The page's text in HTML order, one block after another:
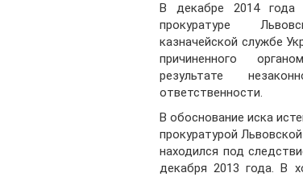
В декабре 2014
прокуратуре
казначейской службе
причиненного
результате
ответственности.
В обоснование иска
прокуратурой
находился под
декабря 2013 года. В